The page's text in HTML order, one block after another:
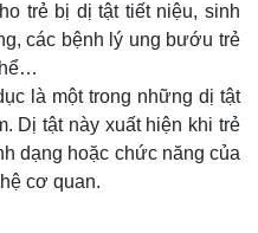
trẻ bị dị tật tiết niệu, sinh
các bệnh lý ung bướu trẻ
là một trong những dị tật
Dị tật này xuất hiện khi trẻ
dạng hoặc chức năng của
cơ quan.